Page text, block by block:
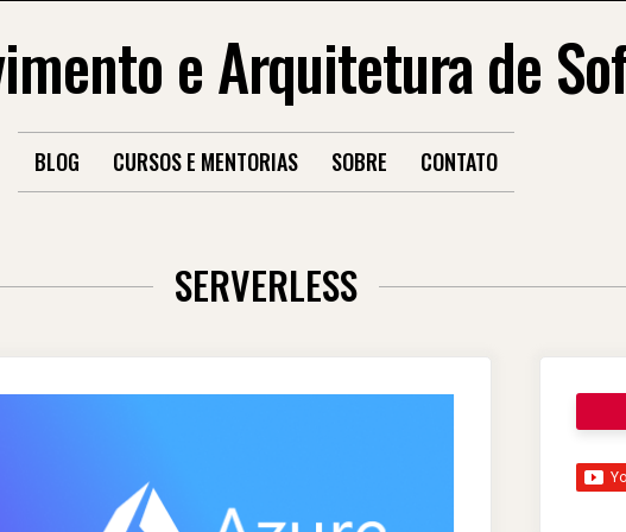
e Arquitetura de
BLOG CURSOS E MENTORIAS SOBRE CONTATO
SERVERLESS